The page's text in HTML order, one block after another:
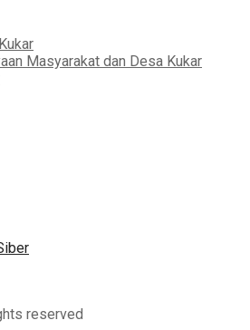
Masyarakat dan Desa Kukar
reserved